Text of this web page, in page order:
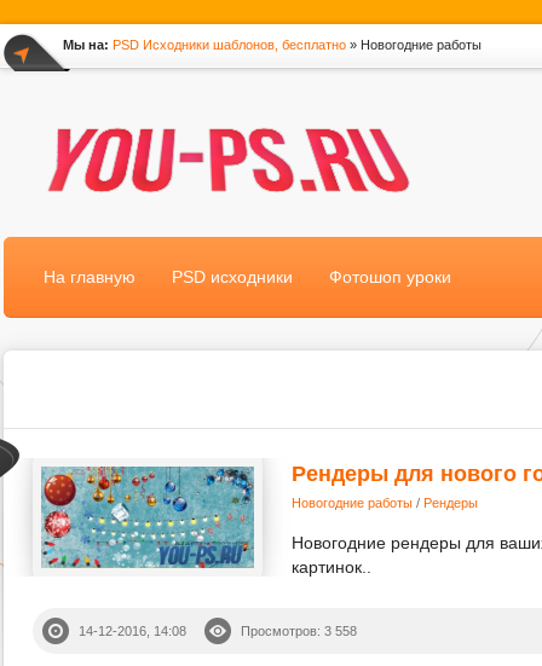
Мы на: PSD Исходники шаблонов, бесплатно » Новогодние работы
На главную PSD исходники Фотошоп уроки
Рендеры для нового
Новогодние работы / Рендеры
Новогодние рендеры для
картинок..
14-12-2016, 14:08 Просмотров: 3 558